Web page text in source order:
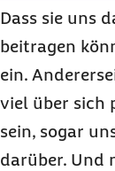
Dass sie uns
beitragen
ein.
viel über sich
sein, sogar
darüber. Und